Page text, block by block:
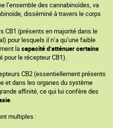
l’ensemble des cannabinoïdes, va
disséminé à travers le corps
CB1 (présents en majorité dans le
pour lesquels il n’a qu’une faible
lacapacité d’atténuer certains
pour le récepteur CB1).
CB2 (essentiellement présents
et dans les organes du système
affinité, ce qui lui confère des
.
multiples :